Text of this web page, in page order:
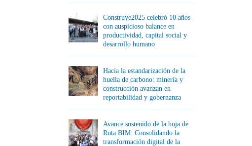
Construye2025 celebró 10 años
con auspicioso balance en
productividad, capital social y
desarrollo humano
Hacia la estandarización de la
huella de carbono: minería y
construcción avanzan en
reportabilidad y gobernanza
Avance sostenido de la hoja de
Ruta BIM: Consolidando la
transformación digital de la